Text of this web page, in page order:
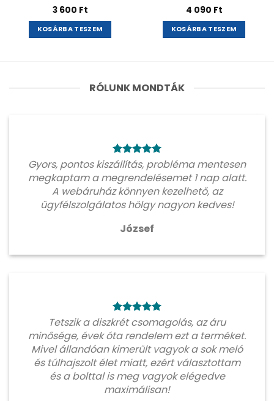
3 600 Ft
KOSÁRBA TESZEM
4 090 Ft
KOSÁRBA TESZEM
RÓLUNK MONDTÁK
Gyors, pontos kiszállítás, probléma mentesen
megkaptam a megrendelésemet 1 nap alatt.
A webáruház könnyen kezelhető, az
ügyfélszolgálatos hölgy nagyon kedves!
József
Tetszik a diszkrét csomagolás, az áru
minősége, évek óta rendelem ezt a terméket.
Mivel állandóan kimerült vagyok a sok meló
és túlhajszolt élet miatt, ezért választottam
és a bolttal is meg vagyok elégedve
maximálisan!